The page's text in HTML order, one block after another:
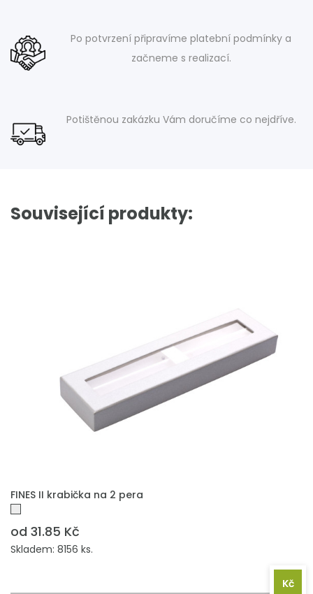
Po potvrzení připravíme platební podmínky a
začneme s realizací.
Potištěnou zakázku Vám doručíme co nejdříve.
Související produkty:
PŘIDAT DO POPTÁVKY
FINES II krabička na 2 pera
od 31.85 Kč
Skladem: 8156 ks.
Kč